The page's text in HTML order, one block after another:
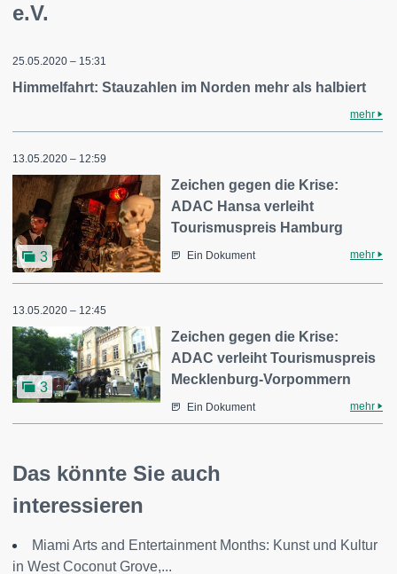
e.V.
25.05.2020 – 15:31
Himmelfahrt: Stauzahlen im Norden mehr als halbiert
mehr
13.05.2020 – 12:59
3
Zeichen gegen die Krise:
ADAC Hansa verleiht
Tourismuspreis Hamburg
Ein Dokument mehr
13.05.2020 – 12:45
3
Zeichen gegen die Krise:
ADAC verleiht Tourismuspreis
Mecklenburg-Vorpommern
Ein Dokument mehr
Das könnte Sie auch
interessieren
Miami Arts and Entertainment Months: Kunst und Kultur
in West Coconut Grove,...